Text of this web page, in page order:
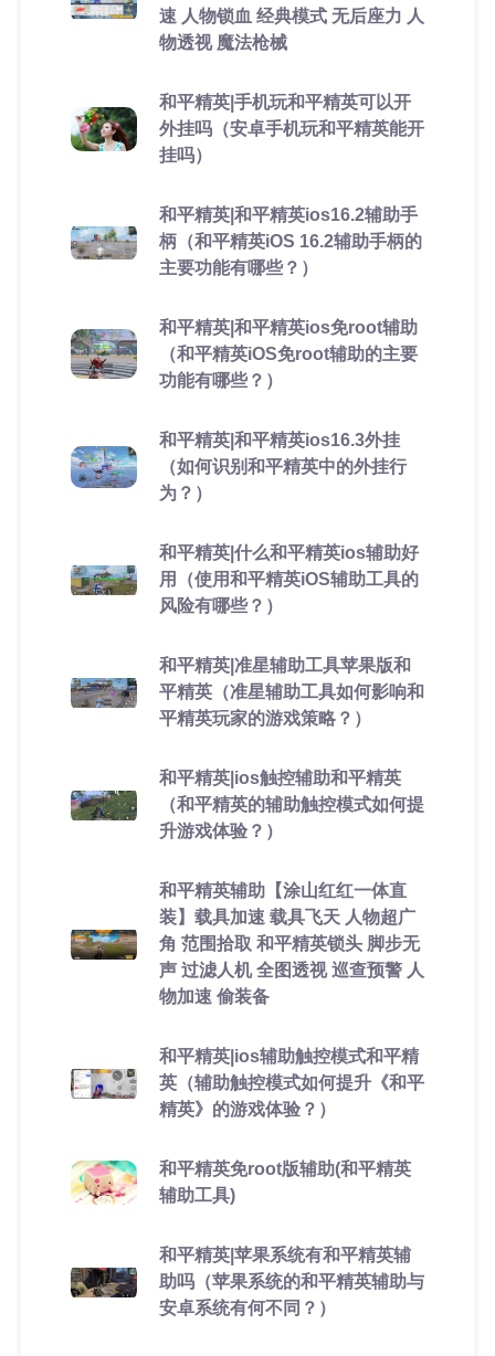
速 人物锁血 经典模式 无后座力 人
物透视 魔法枪械
和平精英|手机玩和平精英可以开
外挂吗（安卓手机玩和平精英能开
挂吗）
和平精英|和平精英ios16.2辅助手
柄（和平精英iOS 16.2辅助手柄的
主要功能有哪些？）
和平精英|和平精英ios免root辅助
（和平精英iOS免root辅助的主要
功能有哪些？）
和平精英|和平精英ios16.3外挂
（如何识别和平精英中的外挂行
为？）
和平精英|什么和平精英ios辅助好
用（使用和平精英iOS辅助工具的
风险有哪些？）
和平精英|准星辅助工具苹果版和
平精英（准星辅助工具如何影响和
平精英玩家的游戏策略？）
和平精英|ios触控辅助和平精英
（和平精英的辅助触控模式如何提
升游戏体验？）
和平精英辅助【涂山红红一体直
装】载具加速 载具飞天 人物超广
角 范围拾取 和平精英锁头 脚步无
声 过滤人机 全图透视 巡查预警 人
物加速 偷装备
和平精英|ios辅助触控模式和平精
英（辅助触控模式如何提升《和平
精英》的游戏体验？）
和平精英免root版辅助(和平精英
辅助工具)
和平精英|苹果系统有和平精英辅
助吗（苹果系统的和平精英辅助与
安卓系统有何不同？）